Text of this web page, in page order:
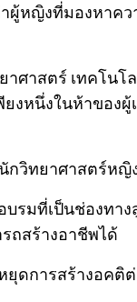
ผู้หญิงที่มองหาค
ศาสตร์ เทคโนโ
งหนึ่งในห้าของ
กวิทยาศาสตร์หญิ
รมที่เป็นช่องทาง
ถสร้างอาชีพได้
ดการสร้างอคติ